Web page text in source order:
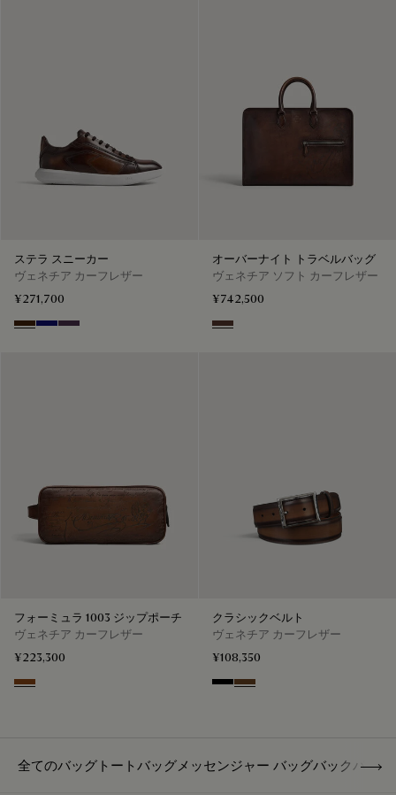
ステラ スニーカー
ヴェネチア カーフレザー
¥271,700
Marrone Intenso
Abisso
Plum
オーバーナイト トラベルバッグ
ヴェネチア ソフト カーフレザー
¥742,500
Soft Brown
フォーミュラ 1003 ジップポーチ
ヴェネチア カーフレザー
¥223,300
Cacao Intenso
クラシックベルト
ヴェネチア カーフレザー
¥108,350
NeroTobacco Bis
全てのバッグ トートバッグメッセンジャー バッグバックパック